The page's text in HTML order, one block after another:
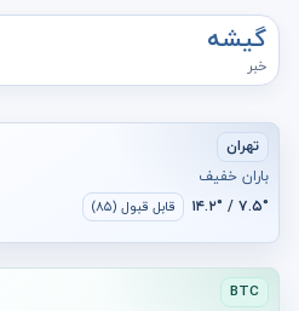
گیشه
خبر
تهران
باران خفیف
۷.۵° / ۱۴.۲° قابل قبول (۸۵)
BTC